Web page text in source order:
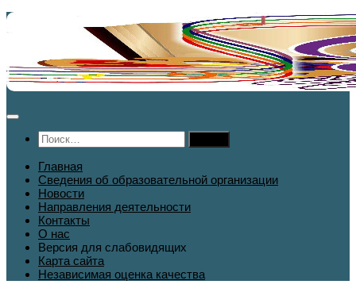
Перейти
Найти:
Главная
Сведения об образовательной организации
Новости
Направления деятельности
Контакты
О нас
Версия для слабовидящих
Карта сайта
Независимая оценка качества